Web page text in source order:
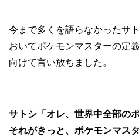
今まで多くを語らなかったサ
おいてポケモンマスターの定
向けて言い放ちました。
サトシ「オレ、世界中全部の
それがきっと、ポケモンマス